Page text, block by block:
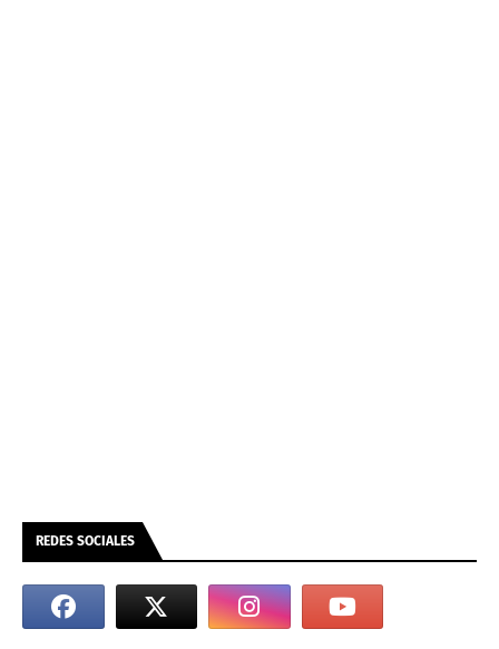
REDES SOCIALES